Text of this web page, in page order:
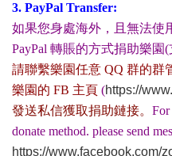
3. PayPal Transfer:
如果您身處海外，且無法使
PayPal 轉賬的方式捐助樂園
請聯繫樂園任意 QQ 群的群
樂園的 FB 主頁 (https://
發送私信獲取捐助鏈接。 For
donate method. please send
https://www.facebook.com/